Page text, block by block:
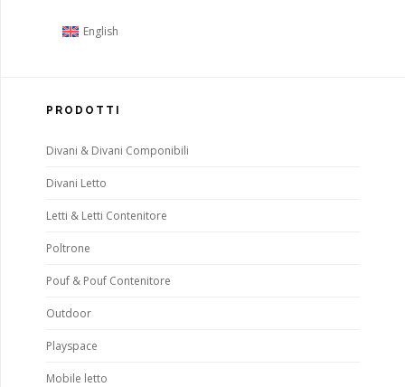
English
PRODOTTI
Divani & Divani Componibili
Divani Letto
Letti & Letti Contenitore
Poltrone
Pouf & Pouf Contenitore
Outdoor
Playspace
Mobile letto